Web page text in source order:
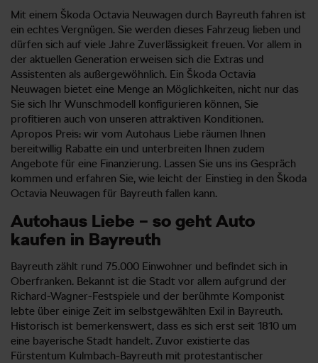
Mit einem Škoda Octavia Neuwagen durch Bayreuth fahren ist
ein echtes Vergnügen. Sie werden dieses Fahrzeug lieben und
dürfen sich auf viele Jahre Zuverlässigkeit freuen. Vor allem in
der aktuellen Generation erweisen sich die Extras und
Assistenten als außergewöhnlich. Ein Škoda Octavia
Neuwagen bietet eine Menge an Möglichkeiten, nicht nur das
Sie sich Ihr Wunschmodell konfigurieren können, Sie
profitieren auch von unseren attraktiven Konditionen.
Apropos Preis: wir vom Autohaus Liebe räumen Ihnen
bereitwillig Rabatte ein und unterbreiten Ihnen zudem
Angebote für eine Finanzierung. Lassen Sie uns ins Gespräch
kommen und erfahren Sie, wie leicht der Einstieg in den Škoda
Octavia Neuwagen für Bayreuth fallen kann.
Autohaus Liebe – so geht Auto
kaufen in Bayreuth
Bayreuth zählt rund 75.000 Einwohner und befindet sich in
Oberfranken. Bekannt ist die Stadt vor allem aufgrund der
Richard-Wagner-Festspiele und der berühmte Komponist
lebte über einige Zeit im selbstgewählten Exil in Bayreuth.
Historisch ist bemerkenswert, dass es sich erst seit 1810 um
eine bayerische Stadt handelt. Zuvor existierte das
Fürstentum Kulmbach-Bayreuth mit protestantischer